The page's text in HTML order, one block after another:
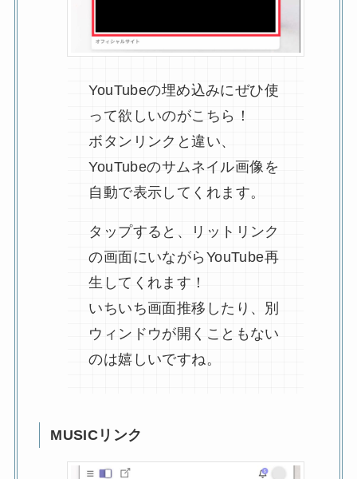
YouTubeの埋め込みにぜひ使
って欲しいのがこちら！
ボタンリンクと違い、
YouTubeのサムネイル画像を
自動で表示してくれます。
タップすると、リットリンク
の画面にいながらYouTube再
生してくれます！
いちいち画面推移したり、別
ウィンドウが開くこともない
のは嬉しいですね。
MUSICリンク